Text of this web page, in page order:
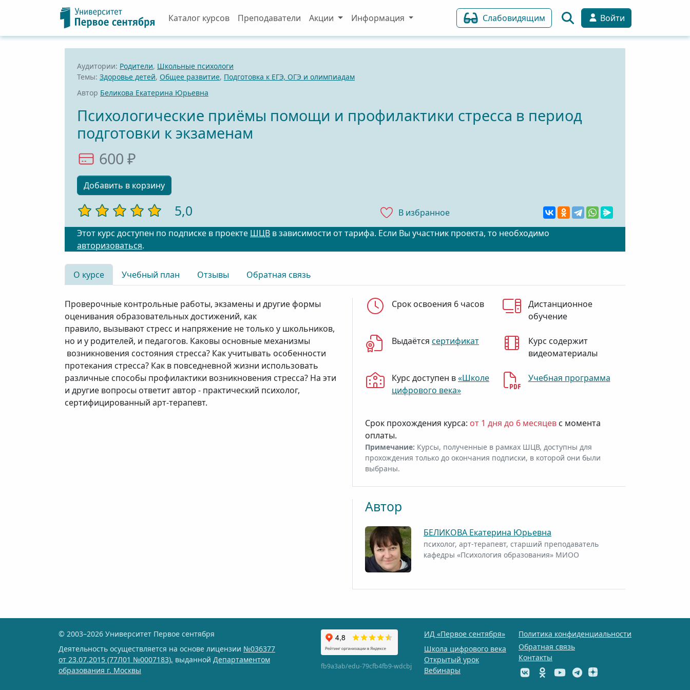
Каталог курсов Преподаватели Акции Информация Слабовидящим Войти
Аудитории: Родители, Школьные психологи
Темы: Здоровье детей, Общее развитие, Подготовка к ЕГЭ, ОГЭ и олимпиадам
Автор Беликова Екатерина Юрьевна
Психологические приёмы помощи и профилактики стресса в период
подготовки к экзаменам
600 ₽
Добавить в корзину
5,0
В избранноe
Этот курс доступен по подписке в проекте ШЦВ в зависимости от тарифа. Если Вы участник проекта, то необходимо
авторизоваться.
О курсе Учебный план Отзывы Обратная связь
Срок освоения 6 часов
Дистанционное
обучение
Выдаётся сертификат
Курс содержит
видеоматериалы
Курс доступен в«Школе
цифрового века»
Учебная программа
Срок прохождения курса: от 1 дня до 6 месяцев с момента
оплаты.
Примечание: Курсы, полученные в рамках ШЦВ, доступны для
прохождения только до окончания подписки, в которой они были
выбраны.
Автор
БЕЛИКОВА Екатерина Юрьевна
психолог, арт-терапевт, старший преподаватель
кафедры «Психология образования» МИОО
Проверочные контрольные работы, экзамены и другие формы
оценивания образовательных достижений, как
правило, вызывают стресс и напряжение не только у школьников,
но и у родителей, и педагогов. Каковы основные механизмы
возникновения состояния стресса? Как учитывать особенности
протекания стресса? Как в повседневной жизни использовать
различные способы профилактики возникновения стресса? На эти
и другие вопросы ответит автор - практический психолог,
сертифицированный арт-терапевт.
© 2003–2026 Университет Первое сентября
Деятельность осуществляется на основе лицензии №036377
от 23.07.2015 (77Л01 №0007183), выданной Департаментом
образования г. Москвы
fb9a3ab/edu-79cfb4fb9-wdcbj
ИД «Первое сентября»
Школа цифрового века
Открытый урок
Вебинары
Политика конфиденциальности
Обратная связь
Контакты